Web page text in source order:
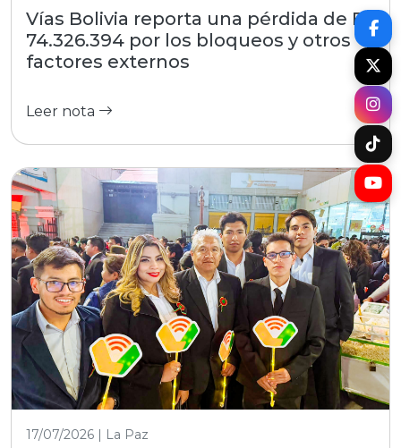
Vías Bolivia reporta una pérdida de Bs
74.326.394 por los bloqueos y otros
factores externos
Leer nota
17/07/2026 | La Paz